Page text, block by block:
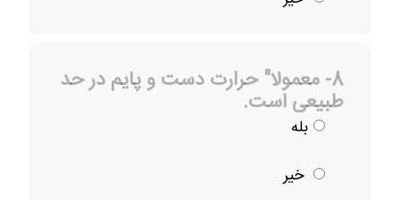
8- معمولا" حرارت دست و پایم در حد
طبیعی است.
بله
خیر